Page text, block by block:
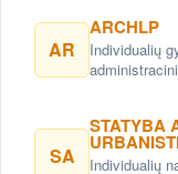
Vilniuje.
AR
ARCHLP
Individualių
paslaugos
SA
STATYBA
Individualių